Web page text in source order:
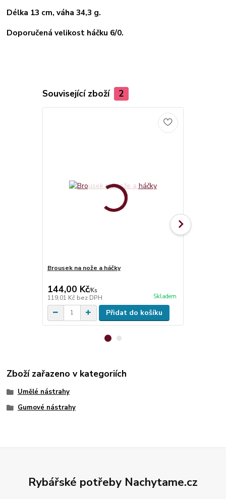
Délka 13 cm, váha 34,3 g.
Doporučená velikost háčku 6/0.
Související zboží 2
Brousek na nože a háčky
144,00 Kč/Ks
119,01 Kč bez DPH Skladem
Přidat do košíku
Zboží zařazeno v kategoriích
Umělé nástrahy
Gumové nástrahy
Rybářské potřeby Nachytame.cz